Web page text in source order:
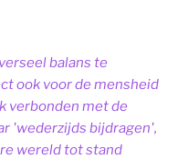
balans te
ook voor de mensheid
verbonden met de
'wederzijds bijdragen',
wereld tot stand